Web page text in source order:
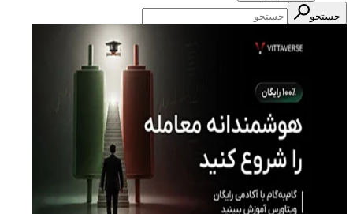
جستجو